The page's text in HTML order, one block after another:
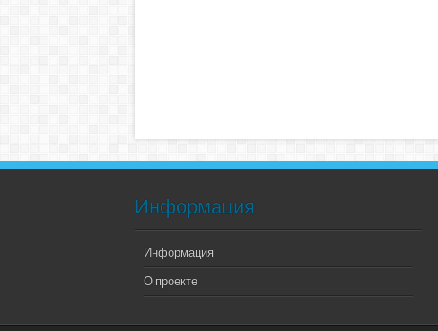
Информация
Информация
О проекте